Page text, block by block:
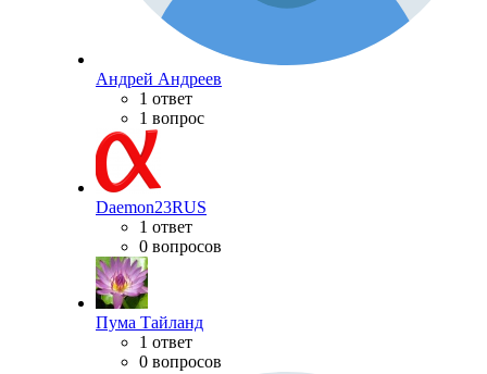
Андрей Андреев
1 ответ
1 вопрос
Daemon23RUS
1 ответ
0 вопросов
Пума Тайланд
1 ответ
0 вопросов